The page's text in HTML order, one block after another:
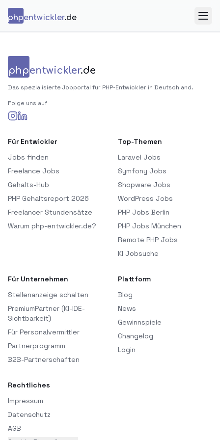
phpentwickler.de
phpentwickler.de
Das spezialisierte Jobportal für PHP-Entwickler in Deutschland.
Folge uns auf
Für Entwickler
Jobs finden
Freelance Jobs
Gehalts-Hub
PHP Gehaltsreport 2026
Freelancer Stundensätze
Warum php-entwickler.de?
Top-Themen
Laravel Jobs
Symfony Jobs
Shopware Jobs
WordPress Jobs
PHP Jobs Berlin
PHP Jobs München
Remote PHP Jobs
KI Jobsuche
Für Unternehmen
Stellenanzeige schalten
PremiumPartner (KI-IDE-
Sichtbarkeit)
Für Personalvermittler
Partnerprogramm
B2B-Partnerschaften
Plattform
Blog
News
Gewinnspiele
Changelog
Login
Rechtliches
Impressum
Datenschutz
AGB